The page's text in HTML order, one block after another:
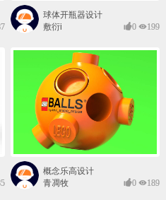
球体开瓶器设计
敷衍i
0 199
概念乐高设计
青凋牧
0 189